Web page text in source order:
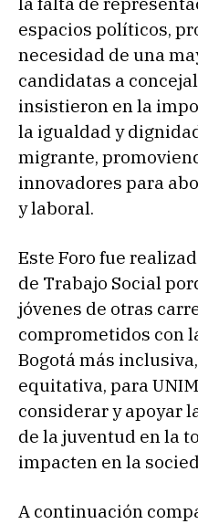
espacios políticos,
necesidad de una
candidatas a
insistieron en la
la igualdad y
migrante,
innovadores para
y laboral.
Este Foro fue
de Trabajo Social
jóvenes de otras
comprometidos con
Bogotá más
equitativa, para
considerar y apoyar
de la juventud en la
impacten en la
A continuación